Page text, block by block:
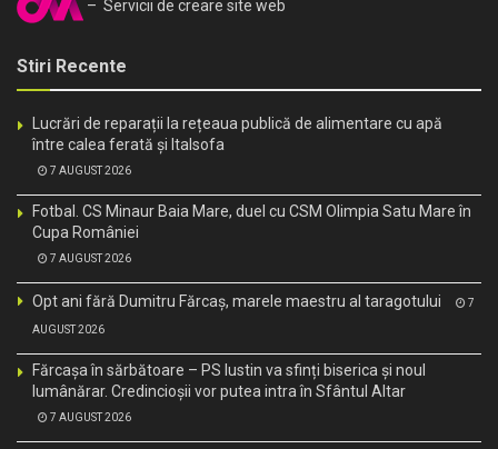
– Servicii de creare site web
Stiri Recente
Lucrări de reparații la rețeaua publică de alimentare cu apă
între calea ferată și Italsofa
7 AUGUST 2026
Fotbal. CS Minaur Baia Mare, duel cu CSM Olimpia Satu Mare în
Cupa României
7 AUGUST 2026
Opt ani fără Dumitru Fărcaș, marele maestru al taragotului 7
AUGUST 2026
Fărcașa în sărbătoare – PS Iustin va sfinți biserica și noul
lumânărar. Credincioșii vor putea intra în Sfântul Altar
7 AUGUST 2026